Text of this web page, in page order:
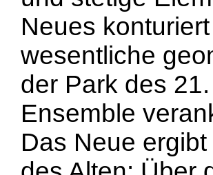
Neues
wesentliche
der Park des
Ensemble
Das Neue